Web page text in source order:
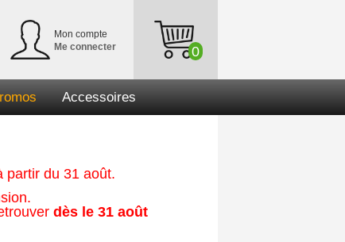
Mon compte
Me connecter
0
Accessoires
partir du 31 août.
dès le 31 août